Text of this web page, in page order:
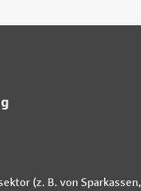
(z. B. von Sparkassen,